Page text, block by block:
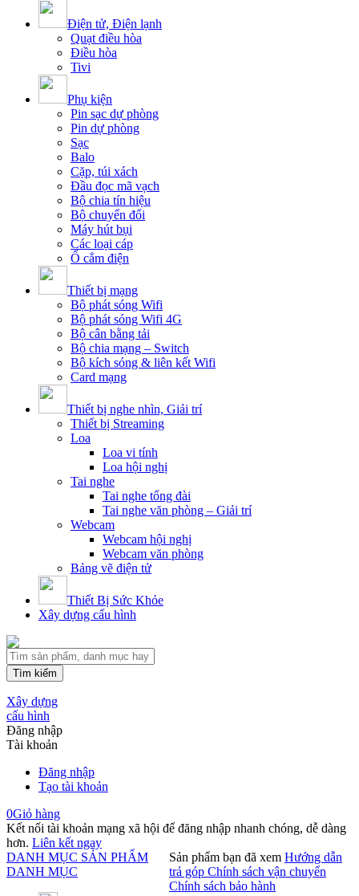
Điện tử, Điện lạnh
Quạt điều hòa
Điều hòa
Tivi
Phụ kiện
Pin sạc dự phòng
Pin dự phòng
Sạc
Balo
Cặp, túi xách
Đầu đọc mã vạch
Bộ chia tín hiệu
Bộ chuyển đổi
Máy hút bụi
Các loại cáp
Ổ cắm điện
Thiết bị mạng
Bộ phát sóng Wifi
Bộ phát sóng Wifi 4G
Bộ cân bằng tải
Bộ chia mạng – Switch
Bộ kích sóng & liên kết Wifi
Card mạng
Thiết bị nghe nhìn, Giải trí
Thiết bị Streaming
Loa
Loa vi tính
Loa hội nghị
Tai nghe
Tai nghe tổng đài
Tai nghe văn phòng – Giải trí
Webcam
Webcam hội nghị
Webcam văn phòng
Bảng vẽ điện tử
Thiết Bị Sức Khỏe
Xây dựng cấu hình
Tìm kiếm
Xây dựng
cấu hình
Đăng nhập
Tài khoản
Đăng nhập
Tạo tài khoản
0Giỏ hàng
Kết nối tài khoản mạng xã hội để đăng nhập nhanh chóng, dễ dàng
hơn. Liên kết ngay
DANH MỤC SẢN PHẨM
DANH MỤC
Sản phẩm bạn đã xem Hướng dẫn
trả góp Chính sách vận chuyển
Chính sách bảo hành